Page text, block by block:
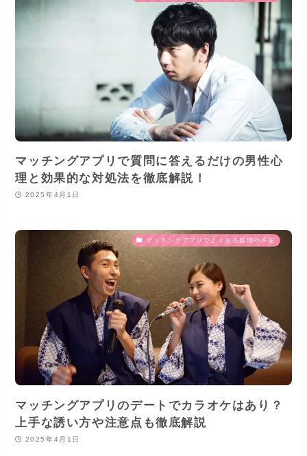
マッチングアプリで質問に答えるだけの男性心
理と効果的な対処法を徹底解説！
2025年4月1日
マッチングアプリでよくある疑問や不安
マッチングアプリのデートでカラオケはあり？
上手な誘い方や注意点も徹底解説
2025年4月1日